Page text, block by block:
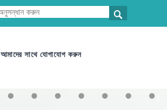

আমাদের সাথে যোগাযোগ করুন